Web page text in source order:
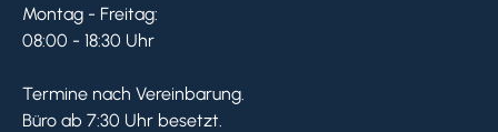
Montag - Freitag:
08:00 - 18:30 Uhr
Termine nach Vereinbarung.
Büro ab 7:30 Uhr besetzt.